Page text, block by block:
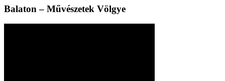
Balaton – Művészetek Völgye